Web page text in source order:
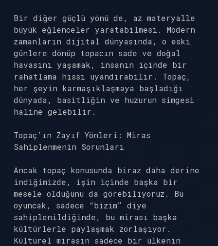
Bir diğer güçlü yönü de, az materyalle
büyük eğlenceler yaratabilmesi. Modern
zamanların dijital dünyasında, o eski
günlere dönüp topacın sade ve doğal
havasını yaşamak, insanın içinde bir
rahatlama hissi uyandırabilir. Topaç,
her şeyin karmaşıklaşmaya başladığı
dünyada, basitliğin ve huzurun simgesi
haline gelebilir.
Topaç’ın Zayıf Yönleri: Miras
Sahiplenmenin Sorunları
Ancak topaç konusunda biraz daha derine
indiğimizde, işin içinde başka bir
mesele olduğunu da görebiliyoruz. Bu
oyuncak, sadece “bizim” diye
sahiplenildiğinde, bu mirası başka
kültürlerle paylaşmak zorlaşıyor.
Kültürel mirasın sadece bir ülkenin